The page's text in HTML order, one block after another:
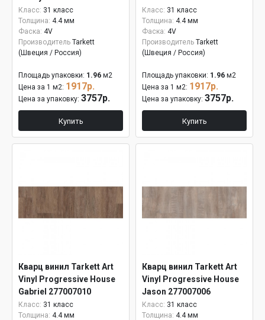
Класс: 31 класс
Толщина: 4.4 мм
Фаска: 4V
Производитель Tarkett
(Швеция / Россия)
Площадь упаковки: 1.96 м2
Цена за 1 м2: 1917р.
Цена за упаковку: 3757р.
Купить
Класс: 31 класс
Толщина: 4.4 мм
Фаска: 4V
Производитель Tarkett
(Швеция / Россия)
Площадь упаковки: 1.96 м2
Цена за 1 м2: 1917р.
Цена за упаковку: 3757р.
Купить
Кварц винил Tarkett Art
Vinyl Progressive House
Gabriel 277007010
Класс: 31 класс
Толщина: 4.4 мм
Кварц винил Tarkett Art
Vinyl Progressive House
Jason 277007006
Класс: 31 класс
Толщина: 4.4 мм